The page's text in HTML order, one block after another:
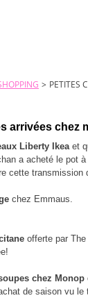
> PETITES
arrivées chez
Liberty Ikeaet
a acheté le pot
cette transmission
chez Emmaus.
offerte par
chez Monop
de saison vu le